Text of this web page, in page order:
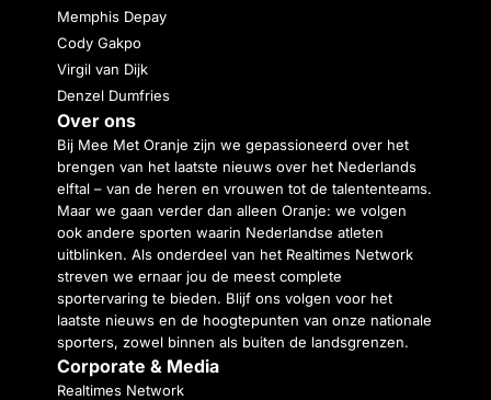
Memphis Depay
Cody Gakpo
Virgil van Dijk
Denzel Dumfries
Over ons
Bij Mee Met Oranje zijn we gepassioneerd over het
brengen van het laatste nieuws over het Nederlands
elftal – van de heren en vrouwen tot de talententeams.
Maar we gaan verder dan alleen Oranje: we volgen
ook andere sporten waarin Nederlandse atleten
uitblinken. Als onderdeel van het Realtimes Network
streven we ernaar jou de meest complete
sportervaring te bieden. Blijf ons volgen voor het
laatste nieuws en de hoogtepunten van onze nationale
sporters, zowel binnen als buiten de landsgrenzen.
Corporate & Media
Realtimes Network